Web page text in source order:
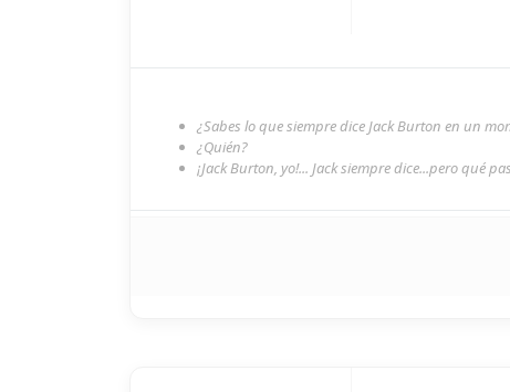
¿Sabes lo que siempre dice Jack Burton en un
¿Quién?
¡Jack Burton, yo!... Jack siempre dice...pero qué